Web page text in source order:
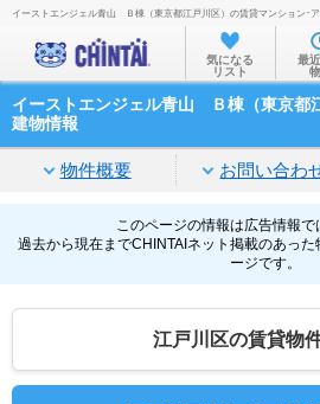
お部屋を探す
沿線・駅
住所から
家賃相場
物件特
TOP
イーストエンジェル青山 Ｂ棟（東京都江戸川区）の賃貸マンション･
気になる
リスト
最
イーストエンジェル青山 Ｂ棟（東京都
建物情報
物件概要 お問い合わ
このページの情報は広告情報で
過去から現在までCHINTAIネット掲載のあっ
ージです。
江戸川区の賃貸物